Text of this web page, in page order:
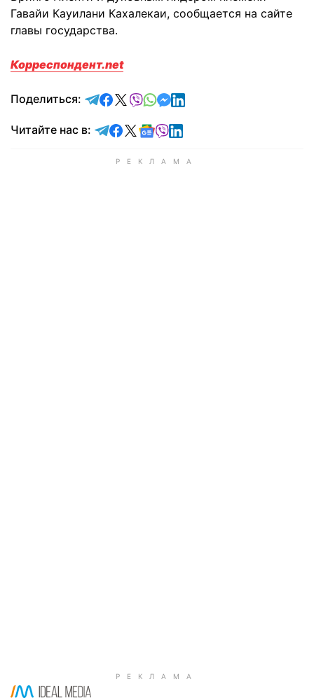
Гавайи Кауилани Кахалекаи, сообщается на сайте
главы государства.
Корреспондент.net
Поделиться: отправить в Telegram
поделиться в Facebook
поделиться в X
отправить в Viber
отправить в Whatsapp
отправить в Messenger
отправить в LinkedIn
Читайте нас в: Читайте в Telegram
Читайте в Facebook
Читайте в X
Читайте в Google news
Читайте в Viber
Читайте в LinkedIn